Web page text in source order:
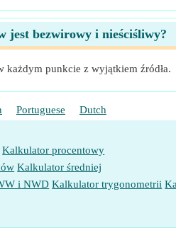
jest bezwirowy i nieściśliwy?
punkcie z wyjątkiem źródła.
Portuguese Dutch
Kalkulator procentowy
Kalkulator średniej
i NWD Kalkulator trygonometrii